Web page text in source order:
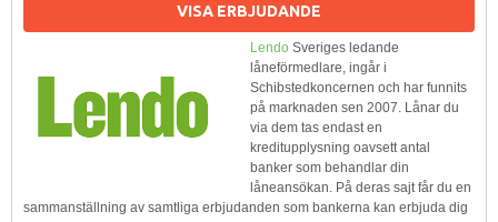
VISA ERBJUDANDE
Lendo Sveriges ledande
låneförmedlare, ingår i
Schibstedkoncernen och har funnits
på marknaden sen 2007. Lånar du
via dem tas endast en
kreditupplysning oavsett antal
banker som behandlar din
låneansökan. På deras sajt får du en
sammanställning av samtliga erbjudanden som bankerna kan erbjuda dig